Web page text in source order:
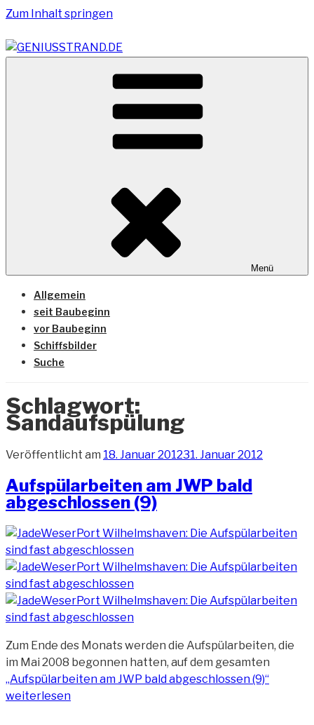
Zum Inhalt springen
GENIUSSTRAND.DE
Vom Geniusstrand zum JadeWeserPort/Container
Terminal Wilhelmshaven
Menü
Allgemein
seit Baubeginn
vor Baubeginn
Schiffsbilder
Suche
Schlagwort:
Sandaufspülung
Veröffentlicht am 18. Januar 201231. Januar 2012
Aufspülarbeiten am JWP bald
abgeschlossen (9)
Zum Ende des Monats werden die Aufspülarbeiten, die
im Mai 2008 begonnen hatten, auf dem gesamten
„Aufspülarbeiten am JWP bald abgeschlossen (9)“
weiterlesen